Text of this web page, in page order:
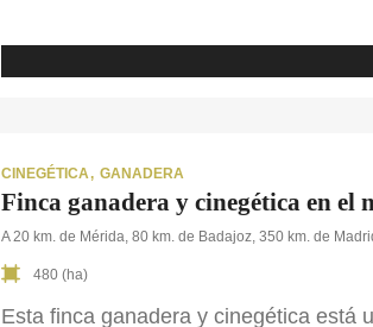
ofreciendo un paisaje de gran
CINEGÉTICA GANADERA
Finca ganadera y cinegética en el
A 20 km. de Mérida, 80 km. de Badajoz, 350 km. de
480 (ha)
Esta finca ganadera y cinegética está